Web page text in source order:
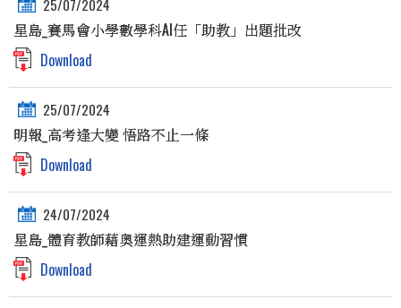
25/07/2024
星島_賽馬會小學數學科AI任「助教」出題批改
Download
25/07/2024
明報_高考逢大變 悟路不止一條
Download
24/07/2024
星島_體育教師藉奧運熱助建運動習慣
Download